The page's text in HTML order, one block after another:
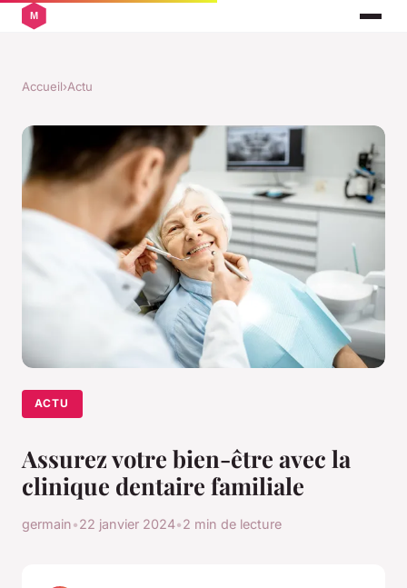
Accueil›Actu
ACTU
Assurez votre bien-être avec la
clinique dentaire familiale
germain•22 janvier 2024•2 min de lecture